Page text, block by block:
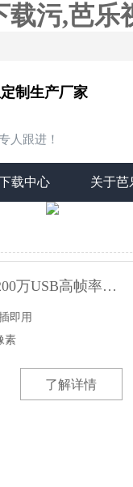
污,芭乐
制生产厂家
跟进！
载中心 关于芭
高清200万USB高帧率芭乐视频色版APP模组
即用
素
了解详情